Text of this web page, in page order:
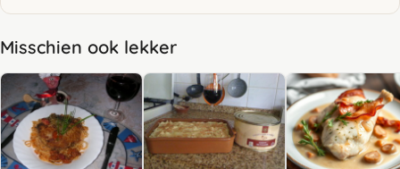
Misschien ook lekker